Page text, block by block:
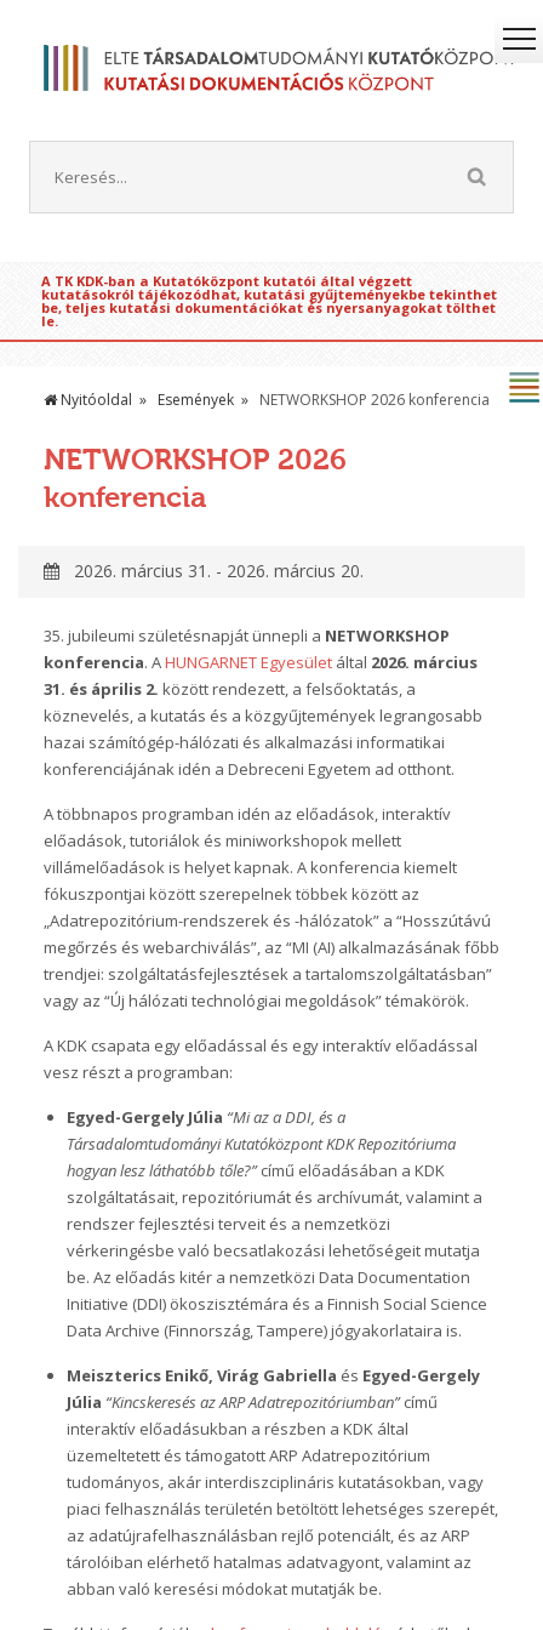
A TK KDK-ban a Kutatóközpont kutatói által végzett
kutatásokról tájékozódhat, kutatási gyűjteményekbe tekinthet
be, teljes kutatási dokumentációkat és nyersanyagokat tölthet
le.
Nyitóoldal Események NETWORKSHOP 2026 konferencia
NETWORKSHOP 2026
konferencia
2026. március 31. - 2026. március 20.
35. jubileumi születésnapját ünnepli a NETWORKSHOP
konferencia. AHUNGARNET Egyesületáltal 2026. március
31. és április 2. között rendezett, a felsőoktatás, a
köznevelés, a kutatás és a közgyűjtemények legrangosabb
hazai számítógép-hálózati és alkalmazási informatikai
konferenciájának idén a Debreceni Egyetem ad otthont.
A többnapos programban idén az előadások, interaktív
előadások, tutoriálok és miniworkshopok mellett
villámelőadások is helyet kapnak. A konferencia kiemelt
fókuszpontjai között szerepelnek többek között az
„Adatrepozitórium-rendszerek és -hálózatok” a “Hosszútávú
megőrzés és webarchiválás”, az “MI (AI) alkalmazásának főbb
trendjei: szolgáltatásfejlesztések a tartalomszolgáltatásban”
vagy az “Új hálózati technológiai megoldások” témakörök.
A KDK csapata egy előadással és egy interaktív előadással
vesz részt a programban:
Egyed-Gergely Júlia “Mi az a DDI, és a
Társadalomtudományi Kutatóközpont KDK Repozitóriuma
hogyan lesz láthatóbb tőle?”című előadásában a KDK
szolgáltatásait, repozitóriumát és archívumát, valamint a
rendszer fejlesztési terveit és a nemzetközi
vérkeringésbe való becsatlakozási lehetőségeit mutatja
be. Az előadás kitér a nemzetközi Data Documentation
Initiative (DDI) ökoszisztémára és a Finnish Social Science
Data Archive (Finnország, Tampere) jógyakorlataira is.
Meiszterics Enikő, Virág Gabriella és Egyed-Gergely
Júlia “Kincskeresés az ARP Adatrepozitóriumban”című
interaktív előadásukban a részben a KDK által
üzemeltetett és támogatott ARP Adatrepozitórium
tudományos, akár interdiszciplináris kutatásokban, vagy
piaci felhasználás területén betöltött lehetséges szerepét,
az adatújrafelhasználásban rejlő potenciált, és az ARP
tárolóiban elérhető hatalmas adatvagyont, valamint az
abban való keresési módokat mutatják be.